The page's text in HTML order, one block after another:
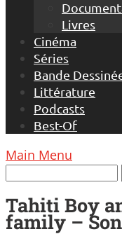
Livres
Cinéma
Séries
Bande
Littérature
Podcasts
Best-Of
Main Menu
Tahiti Boy
family –